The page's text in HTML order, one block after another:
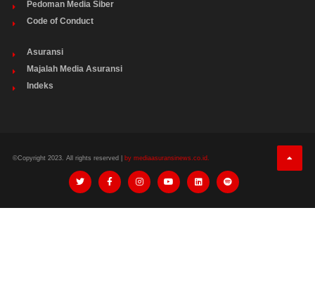
Pedoman Media Siber
Code of Conduct
Asuransi
Majalah Media Asuransi
Indeks
©Copyright 2023. All rights reserved | by mediaasuransinews.co.id.